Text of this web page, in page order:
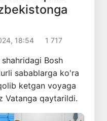
18:54 1 717
Bosh
sabablarga ko'ra
ketgan voyaga
Vatanga qaytarildi.